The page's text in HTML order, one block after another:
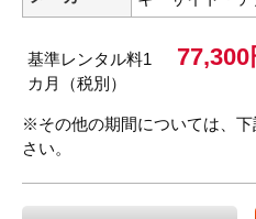
基準レンタル料1
カ月（税別）
77,300
※その他の期間については、
さい。